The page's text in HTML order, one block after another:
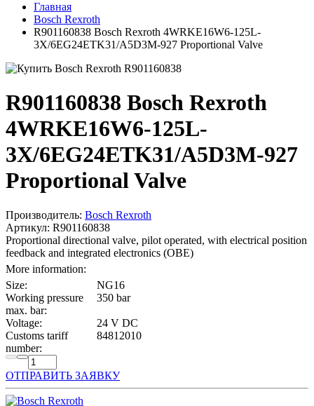
Главная
Bosch Rexroth
R901160838 Bosch Rexroth 4WRKE16W6-125L-
3X/6EG24ETK31/A5D3M-927 Proportional Valve
R901160838 Bosch Rexroth
4WRKE16W6-125L-
3X/6EG24ETK31/A5D3M-927
Proportional Valve
Производитель: Bosch Rexroth
Артикул: R901160838
Proportional directional valve, pilot operated, with electrical position
feedback and integrated electronics (OBE)
More information:
Size:
NG16
Working pressure
max. bar:
350 bar
Voltage:
24 V DC
Customs tariff
number:
84812010
ОТПРАВИТЬ ЗАЯВКУ